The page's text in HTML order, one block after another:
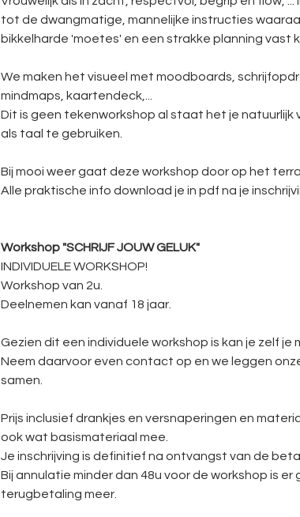
tot de dwangmatige, mannelijke instructies
bikkelharde 'moetes' en een strakke planning vast
We maken het visueel met moodboards,
mindmaps, kaartendeck,...
Dit is geen tekenworkshop al staat het je natuurlijk
als taal te gebruiken.
Bij mooi weer gaat deze workshop door op het
Alle praktische info download je in pdf na je
Workshop "SCHRIJF JOUW GELUK"
INDIVIDUELE WORKSHOP!
Workshop van 2u.
Deelnemen kan vanaf 18 jaar.
Gezien dit een individuele workshop is kan je zelf je
Neem daarvoor even contact op en we leggen
samen.
Prijs inclusief drankjes en versnaperingen en
ook wat basismateriaal mee.
Je inschrijving is definitief na ontvangst van de
Bij annulatie minder dan 48u voor de workshop is er
terugbetaling meer.